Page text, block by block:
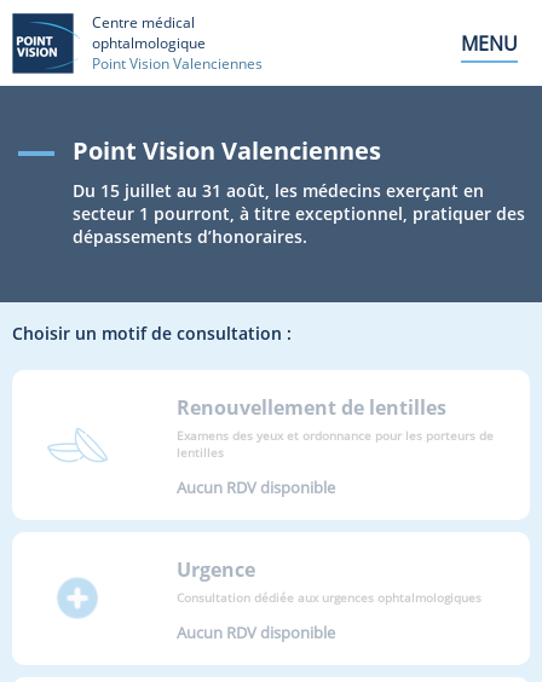
Centre médical
ophtalmologique
Point Vision Valenciennes
MENU
Point Vision Valenciennes
Du 15 juillet au 31 août, les médecins exerçant en
secteur 1 pourront, à titre exceptionnel, pratiquer des
dépassements d’honoraires.
Choisir un motif de consultation :
Renouvellement de lentilles
Examens des yeux et ordonnance pour les porteurs de
lentilles
Aucun RDV disponible
Urgence
Consultation dédiée aux urgences ophtalmologiques
Aucun RDV disponible